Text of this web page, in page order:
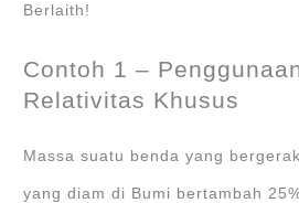
Berlaith!
Contoh 1 –
Relativitas Khusus
Massa suatu benda yang
yang diam di Bumi bertambah